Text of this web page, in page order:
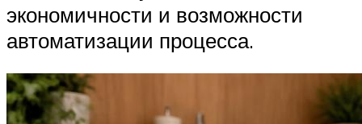
экономичности и возможности
автоматизации процесса.